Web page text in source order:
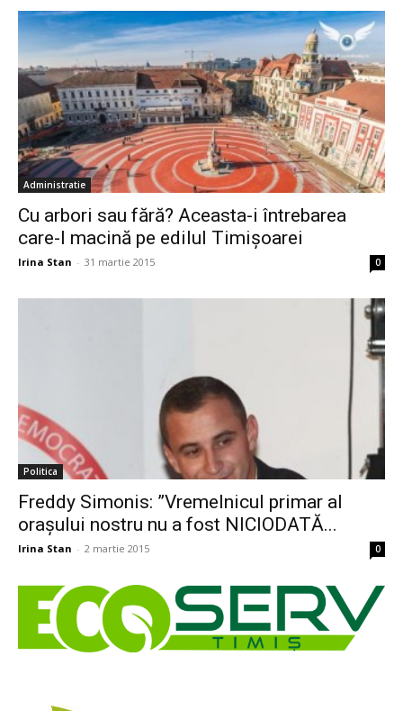
Administratie
Cu arbori sau fără? Aceasta-i întrebarea
care-l macină pe edilul Timișoarei
Irina Stan - 31 martie 2015 0
Politica
Freddy Simonis: ”Vremelnicul primar al
orașului nostru nu a fost NICIODATĂ...
Irina Stan - 2 martie 2015 0